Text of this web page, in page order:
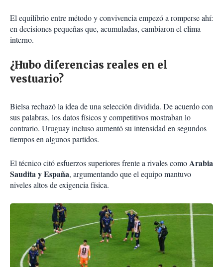
El equilibrio entre método y convivencia empezó a romperse ahí:
en decisiones pequeñas que, acumuladas, cambiaron el clima
interno.
¿Hubo diferencias reales en el
vestuario?
Bielsa rechazó la idea de una selección dividida. De acuerdo con
sus palabras, los datos físicos y competitivos mostraban lo
contrario. Uruguay incluso aumentó su intensidad en segundos
tiempos en algunos partidos.
El técnico citó esfuerzos superiores frente a rivales comoArabia
Saudita y España, argumentando que el equipo mantuvo
niveles altos de exigencia física.